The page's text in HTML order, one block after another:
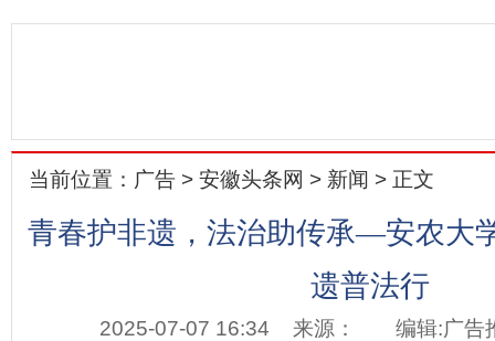
当前位置： 广告 > 安徽头条网 > 新闻 > 正文
青春护非遗，法治助传承—安农大
遗普法行
2025-07-07 16:34 来源： 编辑:广告